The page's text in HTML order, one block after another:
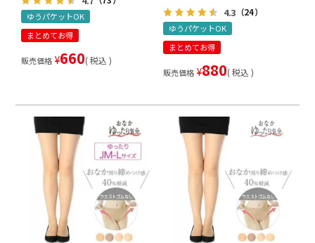
ゆうパケットOK
まとめてお得
販売価格 ¥660 税込
4.3 （24）
ゆうパケットOK
まとめてお得
販売価格 ¥880 税込